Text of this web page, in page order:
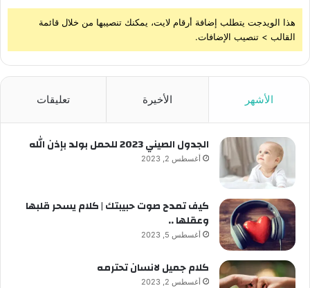
هذا الويدجت يتطلب إضافة أرقام لايت، يمكنك تنصيبها من خلال قائمة
القالب > تنصيب الإضافات.
الأشهر الأخيرة تعليقات
الجدول الصيني 2023 للحمل بولد بإذن الله
أغسطس 2, 2023
كيف تمدح صوت حبيبتك | كلام يسحر قلبها
وعقلها ..
أغسطس 5, 2023
كلام جميل لانسان تحترمه
أغسطس 2, 2023